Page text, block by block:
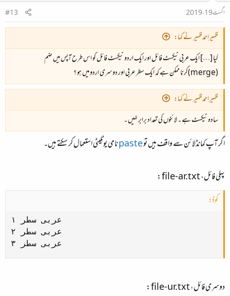
اگست 19، 2019
#13
ظہیراحمدظہیر نے کہا:
کیا […] ایک عربی ٹیکسٹ فائل اور ایک اردو ٹیکسٹ فائل کو اس طرح آپس میں ضم
(merge)کرنا ممکن ہے کہ ایک سطر عربی اور دوسری اردو میں ہو ؟
ظہیراحمدظہیر نے کہا:
سادہ ٹیکسٹ ہے ۔ لائنوں کی تعداد برابر نہیں ۔
اگر آپ کمانڈلائن سے واقف ہیں توpasteنامی یوٹِلیٹی استعمال کر سکتے ہیں۔
پہلی فائل،file-ar.txt
:
کوڈ:
عربی سطر ۱
عربی سطر ۲
عربی سطر ۳
دوسری فائل،file-ur.txt
: